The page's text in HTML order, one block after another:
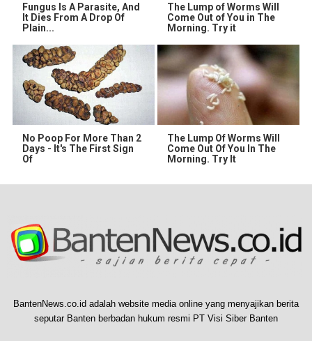
Fungus Is A Parasite, And
It Dies From A Drop Of
Plain...
The Lump of Worms Will
Come Out of You in The
Morning. Try it
No Poop For More Than 2
Days - It's The First Sign
Of
The Lump Of Worms Will
Come Out Of You In The
Morning. Try It
BantenNews.co.id adalah website media online yang menyajikan berita
seputar Banten berbadan hukum resmi PT Visi Siber Banten